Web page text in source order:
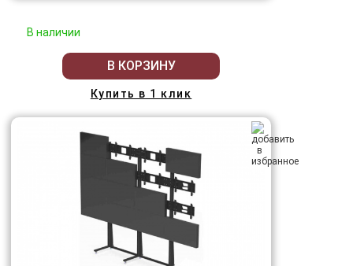
В наличии
В КОРЗИНУ
Купить в 1 клик